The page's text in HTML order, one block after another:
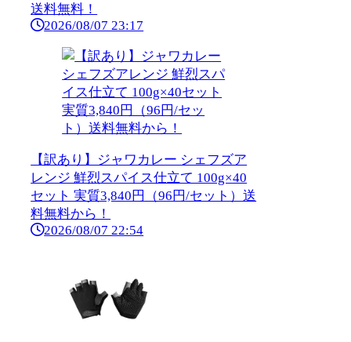
送料無料！
2026/08/07 23:17
【訳あり】ジャワカレー シェフズア
レンジ 鮮烈スパイス仕立て 100g×40
セット 実質3,840円（96円/セット）送
料無料から！
2026/08/07 22:54